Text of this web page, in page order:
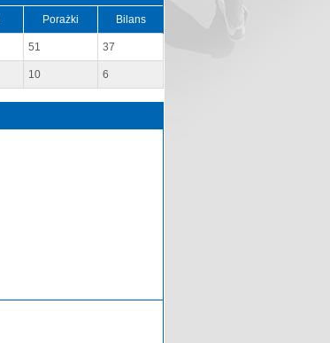
Porażki Bilans
51 37
10 6